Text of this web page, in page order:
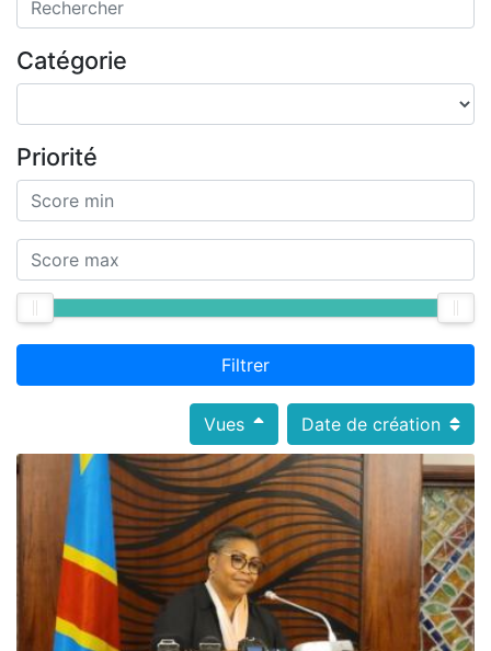
Catégorie
Priorité
Filtrer
Vues Date de création